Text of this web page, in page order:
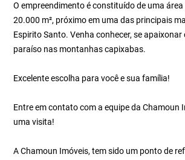
O empreendimento é constituído de uma
20.000 m², próximo em uma das principais
Espirito Santo. Venha conhecer, se apaixonar
paraíso nas montanhas capixabas.
Excelente escolha para você e sua família!
Entre em contato com a equipe da Chamoun
uma visita!
A Chamoun Imóveis, tem sido um ponto de